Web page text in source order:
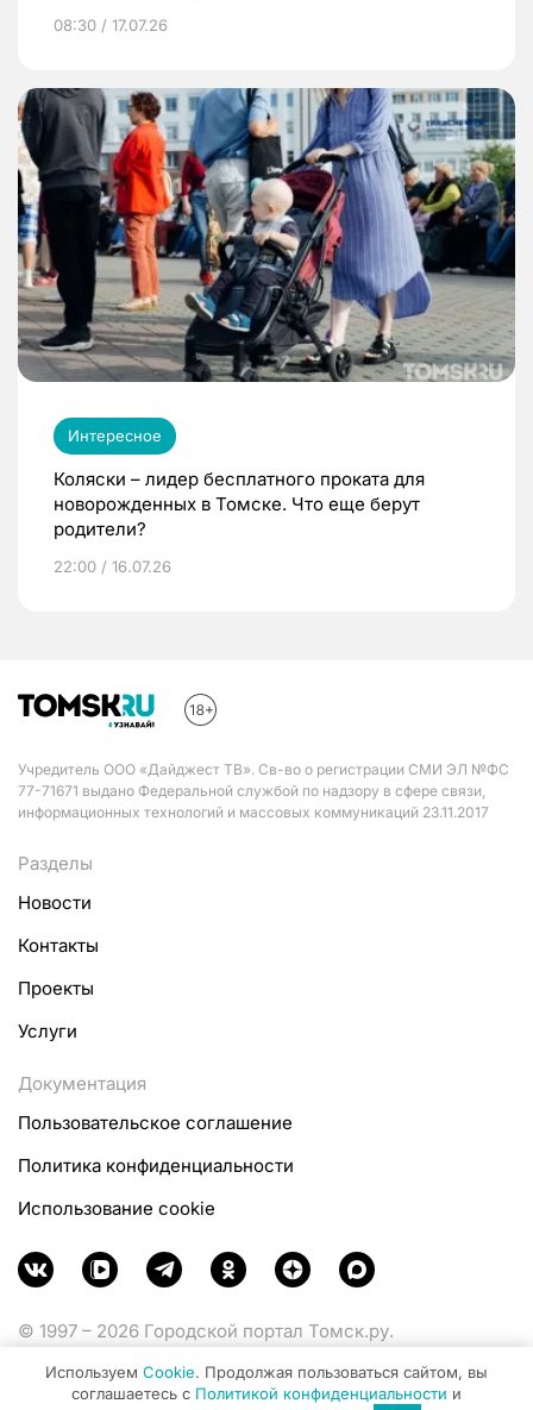
08:30 / 17.07.26
Интересное
Коляски – лидер бесплатного проката для
новорожденных в Томске. Что еще берут
родители?
22:00 / 16.07.26
Учредитель ООО «Дайджест ТВ». Св-во о регистрации СМИ ЭЛ №ФС
77-71671 выдано Федеральной службой по надзору в сфере связи,
информационных технологий и массовых коммуникаций 23.11.2017
Разделы
Новости
Контакты
Проекты
Услуги
Документация
Пользовательское соглашение
Политика конфиденциальности
Использование cookie
© 1997 – 2026 Городской портал Томск.ру.
Министерства цифрового развития, связи и массовых
Используем Cookie. Продолжая пользоваться сайтом, вы
соглашаетесь с Политикой конфиденциальности и